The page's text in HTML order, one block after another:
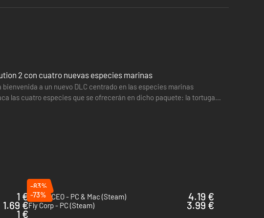
2 con cuatro nuevas especies marinas
a un nuevo DLC centrado en las especies marinas
las cuatro especies que se ofrecerán en dicho paquete: la tortuga
1 €
-83%
Airport CEO - PC & Mac (Steam)
4.19 €
1.69 €
-73%
Fly Corp - PC (Steam)
3.99 €
1 €